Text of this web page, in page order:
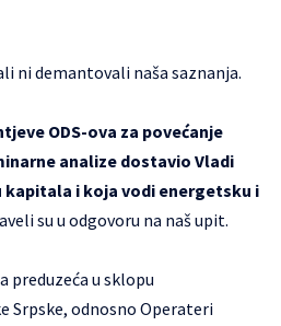
ni demantovali naša saznanja.
ODS-ova za povećanje
analize dostavio Vladi
kapitala i koja vodi energetsku i
su u odgovoru na naš upit.
preduzeća u sklopu
Srpske, odnosno Operateri